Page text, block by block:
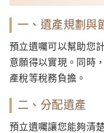
一、遺產規劃與
預立遺囑可以幫助您
意願得以實現。同時
產稅等稅務負擔。
二、分配遺產
預立遺囑讓您能夠清